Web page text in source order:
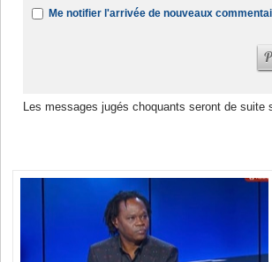
Me notifier l'arrivée de nouveaux
Les messages jugés choquants seront de suite